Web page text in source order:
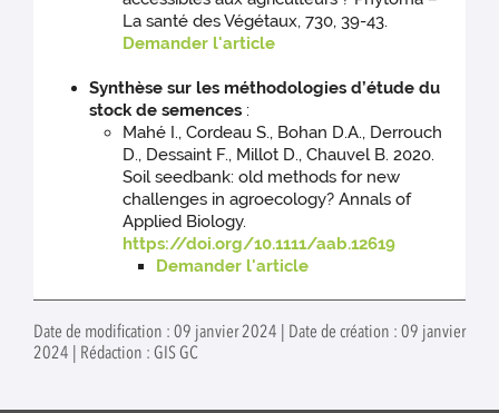
La santé des Végétaux, 730, 39-43.
Demander l'article
Synthèse sur les méthodologies d’étude du
stock de semences :
Mahé I., Cordeau S., Bohan D.A., Derrouch
D., Dessaint F., Millot D., Chauvel B. 2020.
Soil seedbank: old methods for new
challenges in agroecology? Annals of
Applied Biology.
https://doi.org/10.1111/aab.12619
Demander l'article
Date de modification : 09 janvier 2024 | Date de création : 09 janvier
2024 | Rédaction : GIS GC